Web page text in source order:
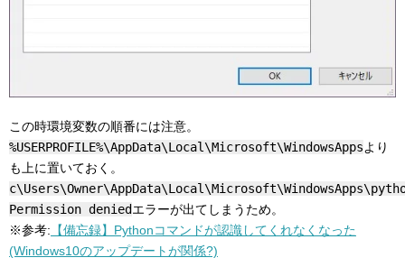
この時環境変数の順番には注意。
%USERPROFILE%\AppData\Local\Microsoft\WindowsAppsより
も上に置いておく。
Permission deniedエラーが出てしまうため。
※参考: 【備忘録】Pythonコマンドが認識してくれなくなった
(Windows10のアップデートが関係?)